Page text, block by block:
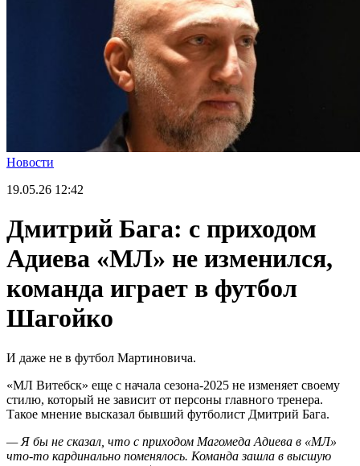
Новости
19.05.26 12:42
Дмитрий Бага: с приходом
Адиева «МЛ» не изменился,
команда играет в футбол
Шагойко
И даже не в футбол Мартиновича.
«МЛ Витебск» еще с начала сезона-2025 не изменяет своему
стилю, который не зависит от персоны главного тренера.
Такое мнение высказал бывший футболист Дмитрий Бага.
— Я бы не сказал, что с приходом Магомеда Адиева в «МЛ»
что-то кардинально поменялось. Команда зашла в высшую